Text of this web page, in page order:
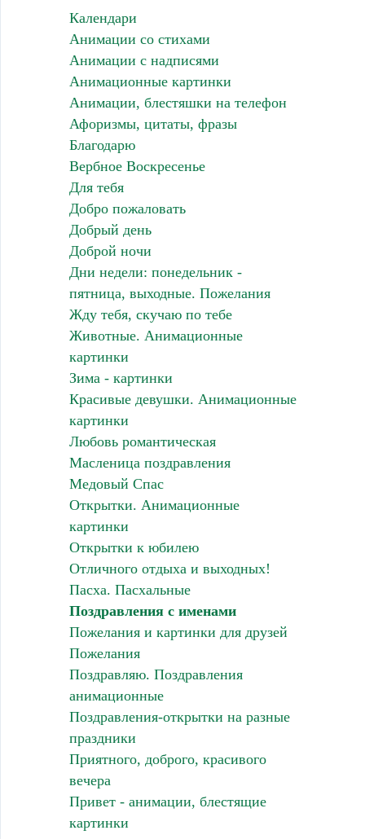
Календари
Анимации со стихами
Анимации с надписями
Анимационные картинки
Анимации, блестяшки на телефон
Афоризмы, цитаты, фразы
Благодарю
Вербное Воскресенье
Для тебя
Добро пожаловать
Добрый день
Доброй ночи
Дни недели: понедельник -
пятница, выходные. Пожелания
Жду тебя, скучаю по тебе
Животные. Анимационные
картинки
Зима - картинки
Красивые девушки. Анимационные
картинки
Любовь романтическая
Масленица поздравления
Медовый Спас
Открытки. Анимационные
картинки
Открытки к юбилею
Отличного отдыха и выходных!
Пасха. Пасхальные
Поздравления с именами
Пожелания и картинки для друзей
Пожелания
Поздравляю. Поздравления
анимационные
Поздравления-открытки на разные
праздники
Приятного, доброго, красивого
вечера
Привет - анимации, блестящие
картинки